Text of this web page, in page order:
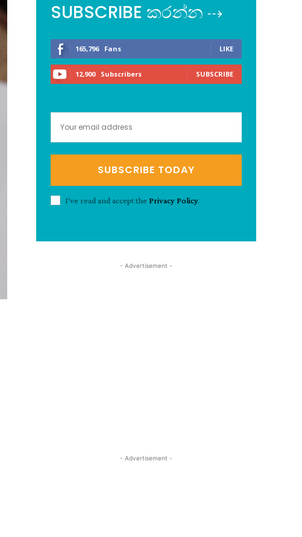
SUBSCRIBE කරන්න ⇢
165,796 Fans LIKE
12,900 Subscribers SUBSCRIBE
SUBSCRIBE TODAY
I've read and accept the Privacy Policy.
- Advertisement -
- Advertisement -